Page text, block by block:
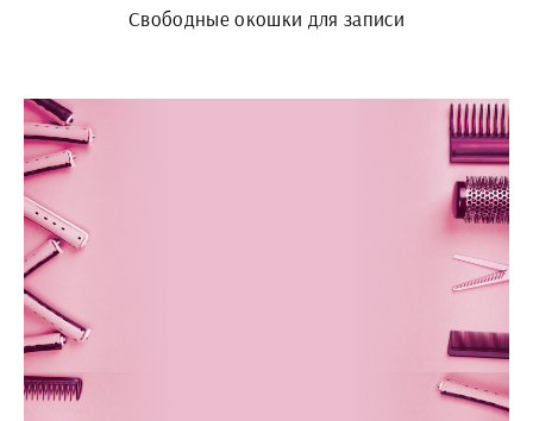
Свободные окошки для записи